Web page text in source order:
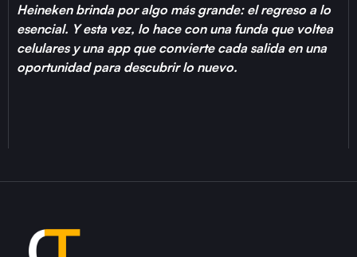
Heineken brinda por algo más grande: el regreso a lo
esencial. Y esta vez, lo hace con una funda que voltea
celulares y una app que convierte cada salida en una
oportunidad para descubrir lo nuevo.